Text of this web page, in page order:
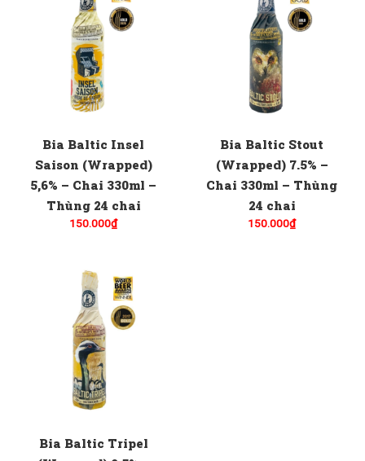
Bia Baltic Insel
Saison (Wrapped)
5,6% – Chai 330ml –
Thùng 24 chai
150.000₫
Bia Baltic Stout
(Wrapped) 7.5% –
Chai 330ml – Thùng
24 chai
150.000₫
Bia Baltic Tripel